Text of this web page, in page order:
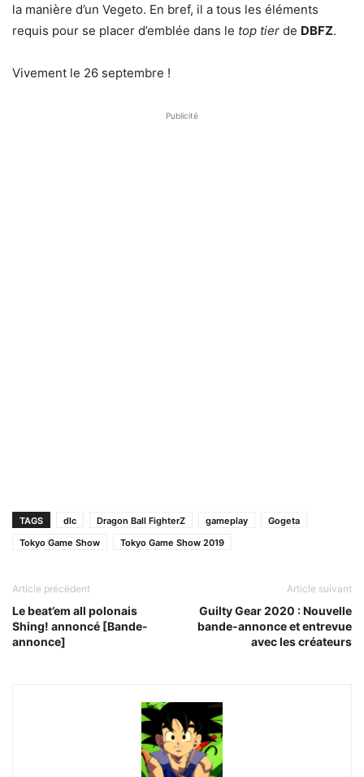
la manière d’un Vegeto. En bref, il a tous les éléments
requis pour se placer d’emblée dans le top tier de DBFZ.
Vivement le 26 septembre !
Publicité
TAGS dlc Dragon Ball FighterZ gameplay
Gogeta
Tokyo Game Show
Tokyo Game Show 2019
Article précédent
Le beat’em all polonais
Shing! annoncé [Bande-
annonce]
Article suivant
Guilty Gear 2020 : Nouvelle
bande-annonce et entrevue
avec les créateurs